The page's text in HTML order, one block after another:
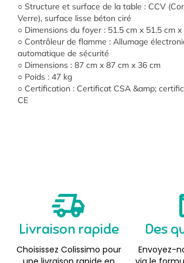
○ Structure et surface de la table : CCV
Verre), surface lisse béton ciré
○ Dimensions du foyer : 51.5 cm x 51.5 cm x
○ Contrôleur de flamme : Allumage
automatique de sécurité
○ Dimensions : 87 cm x 87 cm x 36 cm
○ Poids : 47 kg
○ Certification : Certificat CSA &amp;
CE
Livraison rapide
Choisissez Colissimo pour
Des
Envoyez-